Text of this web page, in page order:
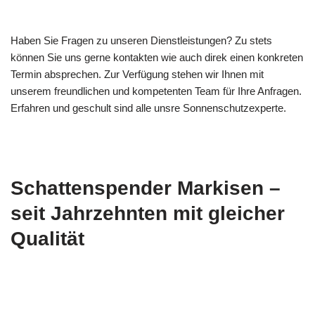
Haben Sie Fragen zu unseren Dienstleistungen? Zu stets
können Sie uns gerne kontakten wie auch direk einen konkreten
Termin absprechen. Zur Verfügung stehen wir Ihnen mit
unserem freundlichen und kompetenten Team für Ihre Anfragen.
Erfahren und geschult sind alle unsre Sonnenschutzexperte.
Schattenspender Markisen –
seit Jahrzehnten mit gleicher
Qualität